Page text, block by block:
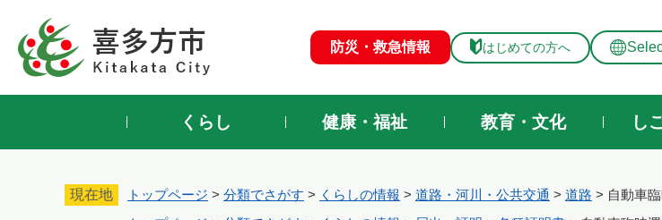
先
防災・救急情報 はじめての方へ
くらし 健康・福祉 教育・文化 し
現在地 トップページ > 分類でさがす > くらしの情報 > 道路・河川・公共交通 > 道路 > 自動車